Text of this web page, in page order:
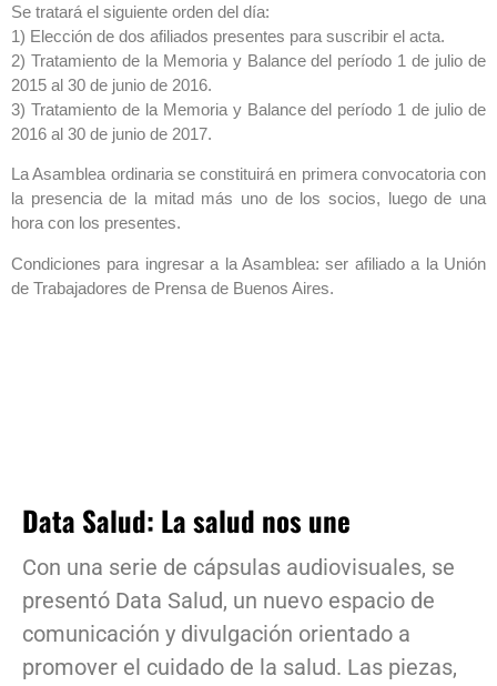
Se tratará el siguiente orden del día:
1) Elección de dos afiliados presentes para suscribir el acta.
2) Tratamiento de la Memoria y Balance del período 1 de julio de
2015 al 30 de junio de 2016.
3) Tratamiento de la Memoria y Balance del período 1 de julio de
2016 al 30 de junio de 2017.
La Asamblea ordinaria se constituirá en primera convocatoria con
la presencia de la mitad más uno de los socios, luego de una
hora con los presentes.
Condiciones para ingresar a la Asamblea: ser afiliado a la Unión
de Trabajadores de Prensa de Buenos Aires.
Data Salud: La salud nos une
Con una serie de cápsulas audiovisuales, se
presentó Data Salud, un nuevo espacio de
comunicación y divulgación orientado a
promover el cuidado de la salud. Las piezas,